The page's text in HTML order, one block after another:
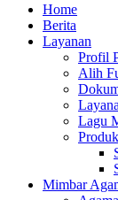
Home
Berita
Layanan
Profil
Alih
Lagu
Mimbar